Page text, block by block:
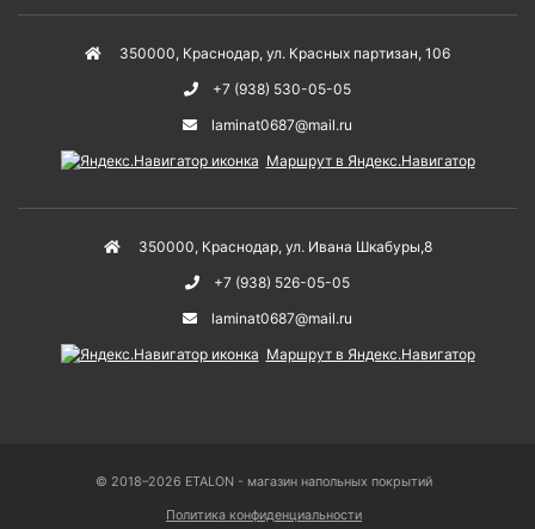
350000, Краснодар, ул. Красных партизан, 106
+7 (938) 530-05-05
laminat0687@mail.ru
Маршрут в Яндекс.Навигатор
350000, Краснодар, ул. Ивана Шкабуры,8
+7 (938) 526-05-05
laminat0687@mail.ru
Маршрут в Яндекс.Навигатор
© 2018–2026 ETALON - магазин напольных покрытий
Политика конфиденциальности